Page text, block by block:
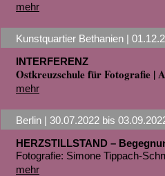
mehr
Kunstquartier Bethanien |
INTERFERENZ
Ostkreuzschule für Fotografie |
mehr
Berlin | 30.07.2022 bis
HERZSTILLSTAND –
Fotografie: Simone Tippach-
mehr